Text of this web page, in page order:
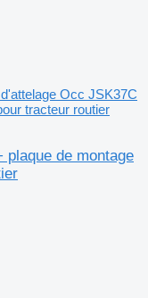
Occ JSK37C
tracteur routier
de montage